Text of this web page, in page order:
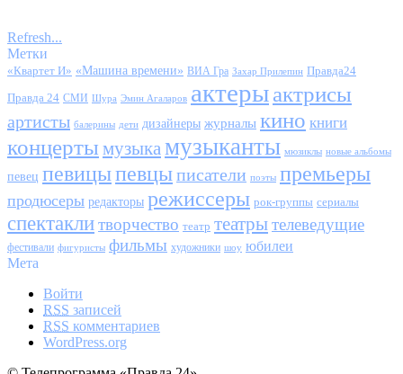
Refresh...
Метки
«Квартет И» «Машина времени» ВИА Гра Захар Прилепин Правда24
Правда 24 СМИ Шура Эмин Агаларов актерыактрисы
артисты балерины дети дизайнеры журналы кино книги
концерты музыкамузыканты мюзиклы новые альбомы
певец певицыпевцыписатели поэты премьеры
продюсеры редакторы режиссеры рок-группы сериалы
спектаклитворчество театр театрытелеведущие
фестивали фигуристы фильмы художники шоу юбилеи
Мета
Войти
RSS записей
RSS комментариев
WordPress.org